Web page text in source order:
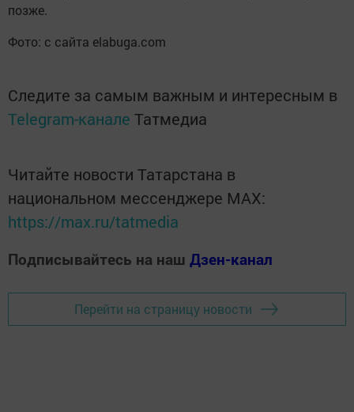
позже.
Фото: с сайта elabuga.com
Следите за самым важным и интересным в
Telegram-канале Татмедиа
Читайте новости Татарстана в
национальном мессенджере MАХ:
https://max.ru/tatmedia
Подписывайтесь на наш Дзен-канал
Перейти на страницу новости